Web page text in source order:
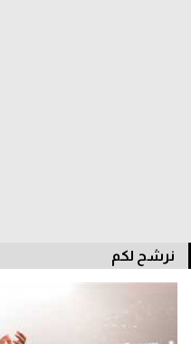
الوطن العربي
في المونديال
نرشح لكم